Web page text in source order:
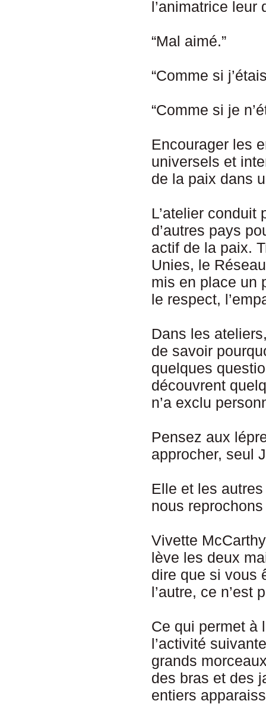
l’animatrice
“Mal aimé.”
“Comme si
“Comme si je
Encourager les
universels et
de la paix dans
L’atelier
d’autres pays
actif de la paix.
Unies, le
mis en place un
le respect,
Dans les
de savoir
quelques
découvrent
n’a exclu
Pensez aux
approcher, seul
Elle et les
nous reprochons
Vivette
lève les deux
dire que si vous
l’autre, ce n’est
Ce qui permet à
l’activité
grands
des bras et des
entiers